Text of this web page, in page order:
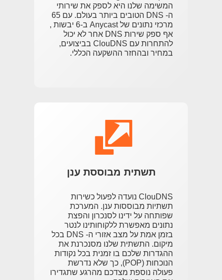
המשימה שלנו היא לספק את שירותי
ה- DNS הטובים ביותר בעולם. עם 65
מרכזי נתונים של Anycast ב-6 יבשות ,
אף ספק שירות DNS אחר לא יכול
להתחרות עם ClouDNS בביצועים,
במחיר ובהחזר ההשקעה הכללי.
תשתית מבוססת ענן
ClouDNS נועדה לפעול כשירות
תשתיות מבוססות ענן. המערכת
שפותחה על ידינו לסנכרון והפצת
נתונים מאפשרת ללקוחותינו לנטר
בזמן אמת על מצב אזורי ה- DNS בכל
מיקום. התשתית שלנו מסנכרנת את
ההגדרות שלכם בו זמנית בכל נקודות
הנוכחות (POP), כך שלא נדרשת
פעולה נוספת מצדכם מהרגע שתגדירו